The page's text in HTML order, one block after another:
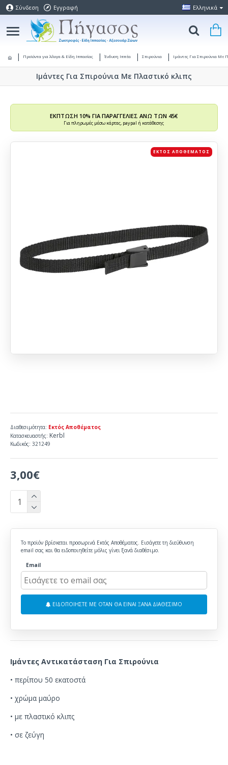
Σύνδεση Εγγραφή Ελληνικά
Προϊόντα για Άλογα & Είδη Ιππασίας Ένδυση Ιππέα Σπιρούνια Ιμάντες Για Σπιρούνια Με
Ιμάντες Για Σπιρούνια Με Πλαστικό κλιπς
ΕΚΠΤΩΣΗ 10% ΓΙΑ ΠΑΡΑΓΓΕΛΙΕΣ ΑΝΩ ΤΩΝ 45€
Για πληρωμές μέσω κάρτας, paypal ή κατάθεσης
ΕΚΤΌΣ ΑΠΟΘΈΜΑΤΟΣ
3,00€
Διαθεσιμότητα: Εκτός Αποθέματος
Κατασκευαστής: Kerbl
Κωδικός: 321249
Το προϊόν βρίσκεται προσωρινά Εκτός Αποθέματος. Εισάγετε τη διεύθυνση
email σας και θα ειδοποιηθείτε μόλις γίνει ξανά διαθέσιμο.
Email
ΕΙΔΟΠΟΙΗΣΤΕ ΜΕ ΟΤΑΝ ΘΑ ΕΙΝΑΙ ΞΑΝΑ ΔΙΑΘΕΣΙΜΟ
Ιμάντες Αντικατάσταση Για Σπιρούνια
• περίπου 50 εκατοστά
• χρώμα μαύρο
• με πλαστικό κλιπς
• σε ζεύγη